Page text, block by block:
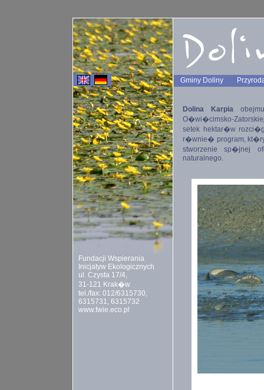
Fundacji Wspierania
Inicjatyw Ekologicznych
ul. Czysta 17/4,
31-121 Krak�w
tel./fax: 012/6315730,
6315731, 6315732
www.fwie.eco.pl
Gminy Doliny
Dolina Karpia
O�wi�cimsko-
setek hektar�w
r�wnie� program,
stworzenie sp�jnej
naturalnego.